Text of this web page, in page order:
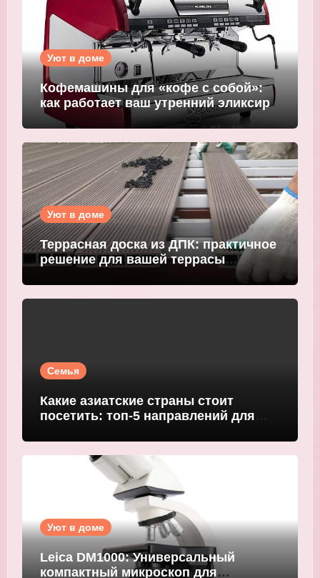
Уют в доме
Кофемашины для «кофе с собой»:
как работает ваш утренний эликсир
Уют в доме
Террасная доска из ДПК: практичное
решение для вашей террасы
Семья
Какие азиатские страны стоит
посетить: топ-5 направлений для
Уют в доме
Leica DM1000: Универсальный
компактный микроскоп для